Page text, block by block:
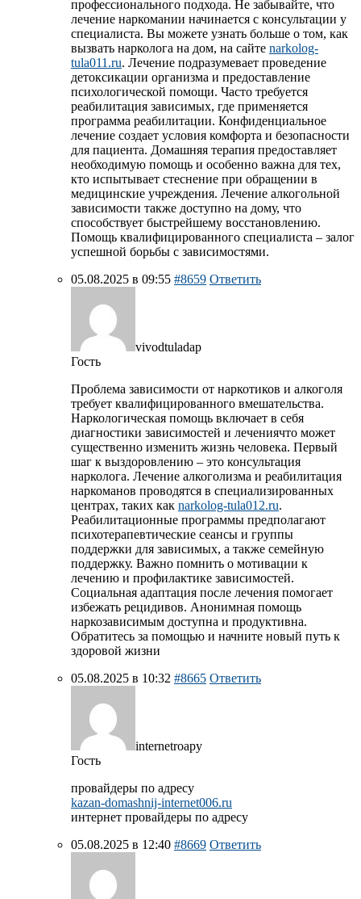
профессионального подхода. Не забывайте, что
лечение наркомании начинается с консультации у
специалиста. Вы можете узнать больше о том, как
вызвать нарколога на дом, на сайте narkolog-
tula011.ru. Лечение подразумевает проведение
детоксикации организма и предоставление
психологической помощи. Часто требуется
реабилитация зависимых, где применяется
программа реабилитации. Конфиденциальное
лечение создает условия комфорта и безопасности
для пациента. Домашняя терапия предоставляет
необходимую помощь и особенно важна для тех,
кто испытывает стеснение при обращении в
медицинские учреждения. Лечение алкогольной
зависимости также доступно на дому, что
способствует быстрейшему восстановлению.
Помощь квалифицированного специалиста – залог
успешной борьбы с зависимостями.
05.08.2025 в 09:55 #8659 Ответить
vivodtuladap
Гость
Проблема зависимости от наркотиков и алкоголя
требует квалифицированного вмешательства.
Наркологическая помощь включает в себя
диагностики зависимостей и лечениячто может
существенно изменить жизнь человека. Первый
шаг к выздоровлению – это консультация
нарколога. Лечение алкоголизма и реабилитация
наркоманов проводятся в специализированных
центрах, таких как narkolog-tula012.ru.
Реабилитационные программы предполагают
психотерапевтические сеансы и группы
поддержки для зависимых, а также семейную
поддержку. Важно помнить о мотивации к
лечению и профилактике зависимостей.
Социальная адаптация после лечения помогает
избежать рецидивов. Анонимная помощь
наркозависимым доступна и продуктивна.
Обратитесь за помощью и начните новый путь к
здоровой жизни
05.08.2025 в 10:32 #8665 Ответить
internetroapy
Гость
провайдеры по адресу
kazan-domashnij-internet006.ru
интернет провайдеры по адресу
05.08.2025 в 12:40 #8669 Ответить